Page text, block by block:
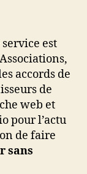
est
accords de
de
web et
pour l’actu
de faire
sans